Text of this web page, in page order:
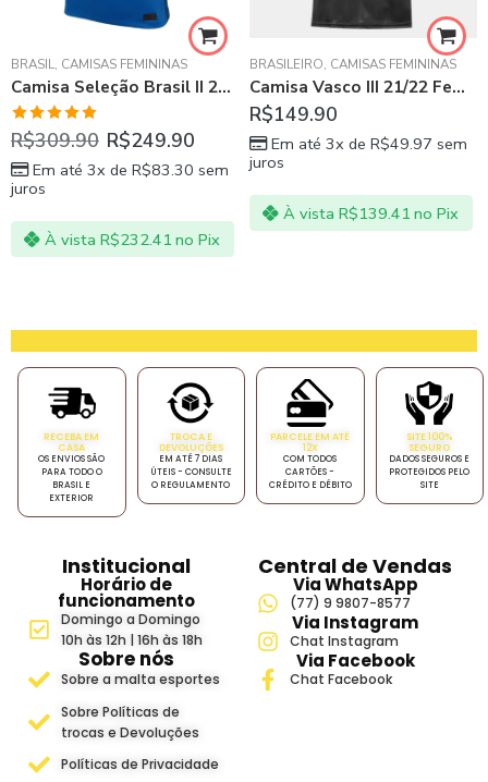
,LA LIGA ESPANHOLA,REAL MADRID
BRASIL, CAMISAS FEMININAS
Camisa Seleção Brasil II 20/21 s/n° Torcedor Nike Feminina – Azul e amarelo
Avaliação
5.00de 5
R$309.90 R$249.90
Em até 3x de R$83.30 sem
juros
À vista R$232.41 no Pix
BRASILEIRO, CAMISAS FEMININAS
Camisa Vasco III 21/22 Feminina Preto
R$149.90
Em até 3x de R$49.97 sem
juros
À vista R$139.41 no Pix
RECEBA EM
CASA
OS ENVIOS SÃO
PARA TODO O
BRASIL E
EXTERIOR
TROCA E
DEVOLUÇÕES
EM ATÉ 7 DIAS
ÚTEIS - CONSULTE
O REGULAMENTO
PARCELE EM ATÉ
12X
COM TODOS
CARTÕES -
CRÉDITO E DÉBITO
SITE 100%
SEGURO
DADOS SEGUROS E
PROTEGIDOS PELO
SITE
Institucional
Horário de
funcionamento
Domingo a Domingo
10h às 12h | 16h às 18h
Sobre nós
Sobre a malta esportes
Sobre Políticas de
trocas e Devoluções
Políticas de Privacidade
Central de Vendas
Via WhatsApp
(77) 9 9807-8577
Via Instagram
Chat Instagram
Via Facebook
Chat Facebook